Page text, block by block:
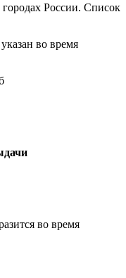
России. Список
во время
во время